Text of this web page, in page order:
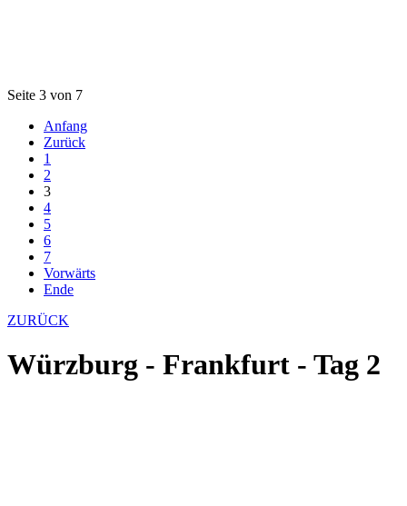
Seite 3 von 7
Anfang
Zurück
1
2
3
4
5
6
7
Vorwärts
Ende
ZURÜCK
Würzburg - Frankfurt - Tag 2